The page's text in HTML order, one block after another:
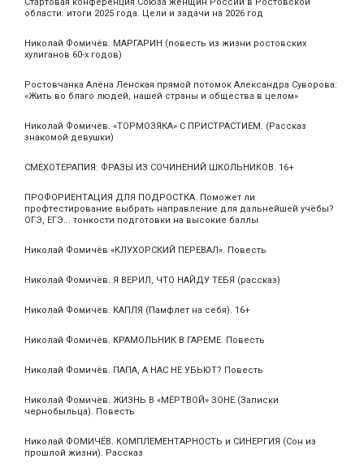
области: итоги 2025 года. Цели и задачи на 2026 год
Николай Фомичёв. МАРГАРИН (повесть из жизни ростовских
хулиганов 60-х годов)
Ростовчанка Алёна Ленская прямой потомок Александра Суворова:
«Жить во благо людей, нашей страны и общества в целом»
Николай Фомичёв. «ТОРМОЗЯКА» С ПРИСТРАСТИЕМ. (Рассказ
знакомой девушки)
СМЕХОТЕРАПИЯ: ФРАЗЫ ИЗ СОЧИНЕНИЙ ШКОЛЬНИКОВ. 16+
ПРОФОРИЕНТАЦИЯ ДЛЯ ПОДРОСТКА. Поможет ли
профтестирование выбрать направление для дальнейшей учёбы?
ОГЭ, ЕГЭ... тонкости подготовки на высокие баллы
Николай Фомичёв «КЛУХОРСКИЙ ПЕРЕВАЛ». Повесть
Николай Фомичёв. Я ВЕРИЛ, ЧТО НАЙДУ ТЕБЯ (рассказ)
Николай Фомичёв. КАПЛЯ (Памфлет на себя). 16+
Николай Фомичёв. КРАМОЛЬНИК В ГАРЕМЕ. Повесть
Николай Фомичёв. ПАПА, А НАС НЕ УБЬЮТ? Повесть
Николай Фомичёв. ЖИЗНЬ В «МЁРТВОЙ» ЗОНЕ (Записки
чернобыльца). Повесть
Николай ФОМИЧЁВ. КОМПЛЕМЕНТАРНОСТЬ и СИНЕРГИЯ (Сон из
прошлой жизни). Рассказ